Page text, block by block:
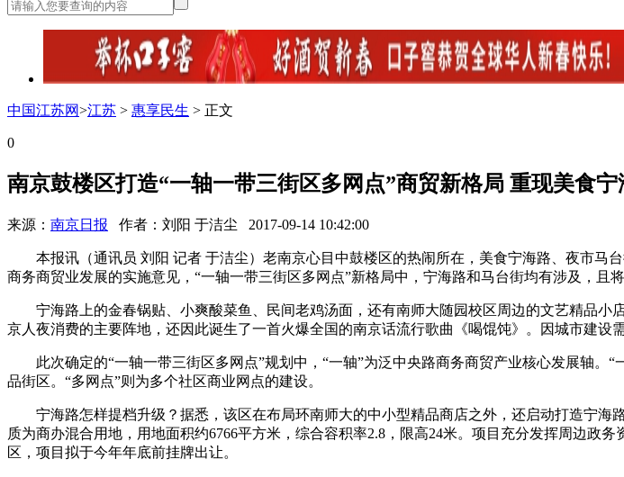
中国江苏网>江苏 > 惠享民生 > 正文
0
南京鼓楼区打造“一轴一带三街区多网点”商贸新格局 重现美食
来源： 南京日报 作者：刘阳 于洁尘 2017-09-14 10:42:00
本报讯（通讯员 刘阳 记者 于洁尘）老南京心目中鼓楼区的热闹所在，美食宁海路、夜市马
商务商贸业发展的实施意见，“一轴一带三街区多网点”新格局中，宁海路和马台街均有涉及，且将
宁海路上的金春锅贴、小爽酸菜鱼、民间老鸡汤面，还有南师大随园校区周边的文艺精品小
京人夜消费的主要阵地，还因此诞生了一首火爆全国的南京话流行歌曲《喝馄饨》。因城市建设
此次确定的“一轴一带三街区多网点”规划中，“一轴”为泛中央路商务商贸产业核心发展轴。“
品街区。“多网点”则为多个社区商业网点的建设。
宁海路怎样提档升级？据悉，该区在布局环南师大的中小型精品商店之外，还启动打造宁海
质为商办混合用地，用地面积约6766平方米，综合容积率2.8，限高24米。项目充分发挥周边政
区，项目拟于今年年底前挂牌出让。